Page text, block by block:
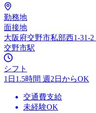
勤務地
面接地
大阪府交野市私部西1-31-
交野市駅
シフト
1日1.5時間 週2日からOK
交通費支給
未経験OK